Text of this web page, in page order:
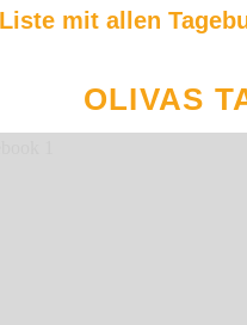
Liste mit allen
OLIVAS